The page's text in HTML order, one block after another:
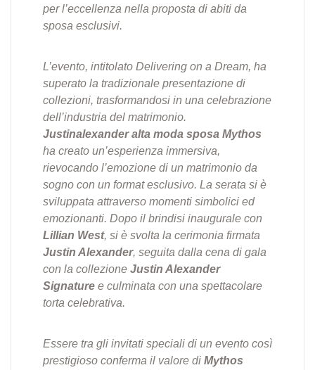
per l’eccellenza nella proposta di abiti da
sposa esclusivi.
L’evento, intitolato Delivering on a Dream, ha
superato la tradizionale presentazione di
collezioni, trasformandosi in una celebrazione
dell’industria del matrimonio.
Justinalexander alta moda sposa Mythos
ha creato un’esperienza immersiva,
rievocando l’emozione di un matrimonio da
sogno con un format esclusivo. La serata si è
sviluppata attraverso momenti simbolici ed
emozionanti. Dopo il brindisi inaugurale con
Lillian West, si è svolta la cerimonia firmata
Justin Alexander, seguita dalla cena di gala
con la collezione Justin Alexander
Signature e culminata con una spettacolare
torta celebrativa.
Essere tra gli invitati speciali di un evento così
prestigioso conferma il valore di Mythos